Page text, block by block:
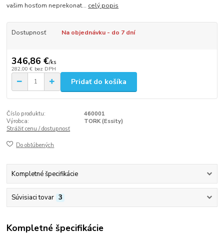
vašim hosťom neprekonat... celý popis
Dostupnosť Na objednávku - do 7 dní
346,86 €/ks
282,00 € bez DPH
Pridať do košíka
Číslo produktu:
460001
Výrobca:
TORK (Essity)
Strážiť cenu / dostupnosť
Do obľúbených
Kompletné špecifikácie
Súvisiaci tovar 3
Kompletné špecifikácie